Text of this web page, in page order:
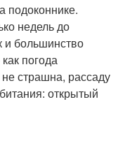
подоконнике.
недель до
и большинство
погода
страшна, рассаду
открытый